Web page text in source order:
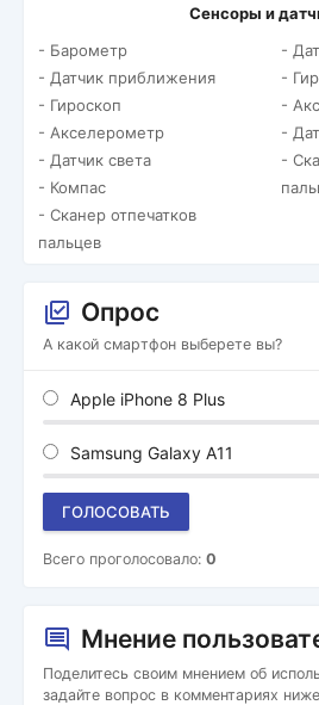
Сенсоры и
- Барометр
- Датчик приближения
- Гироскоп
- Акселерометр
- Датчик света
- Компас
- Сканер отпечатков
пальцев
-
-
-
-
-
Опрос
А какой смартфон выберете вы?
Apple iPhone 8 Plus
Samsung Galaxy A11
ГОЛОСОВАТЬ
Всего проголосовало: 0
Мнение
Поделитесь своим мнением об
задайте вопрос в комментариях ниже